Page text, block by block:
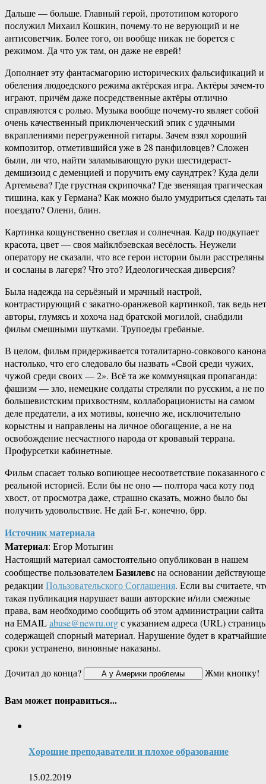
Дальше — больше. Главный герой, прототипом которого
послужил Михаил Кошкин, почему-то не верующий и не
антисоветчик. Более того, он вообще никак не борется с
режимом. Да что уж там, он даже не еврей!
Дополняет эту фантасмагорию исторических фальсификаций и
обеления людоедского режима актёрская игра. Актёры зачем-то
играют, причём даже посредственные актёры отлично
справляются с ролью. Музыка вообще почему-то являет собой
очень качественный приключенческий эпик с удачными
вкраплениями перегруженной гитары. Зачем взял хороший
композитор, отметившийся уже в 28 панфиловцев? Сложен
были, ли что, найти заламывающую руки шестидераст-
демшизоид с деменцией и поручить ему саундтрек? Куда дели
Артемьева? Где грустная скрипочка? Где звенящая трагическая
тишина, как у Германа? Как можно было умудриться сделать
поездато? Олени, блин.
Картинка кощунственно светлая и солнечная. Кадр подкупает
красота, цвет — своя майклбэевская весёлость. Неужели
оператору не сказали, что все герои истории были расстреляны
и сосланы в лагеря? Что это? Идеологическая диверсия?
Была надежда на серьёзный и мрачный настрой,
контрастирующий с закатно-оранжевой картинкой, так ведь
авторы, глумясь и хохоча над братской могилой, снабдили
фильм смешными шутками. Трупоеды гребаные.
В целом, фильм придерживается тоталитарно-совкового канона
настолько, что его следовало бы назвать «Свой среди чужих,
чужой среди своих — 2». Всё та же коммуняцкая пропаганда:
фашизм — зло, немецкие солдаты стреляли по русским, а не по
большевистским прихвостням, коллаборационисты на самом
деле предатели, а их мотивы, конечно же, исключительно
корыстны и направлены на личное обогащение, а не на
освобождение несчастного народа от кровавый террана.
Профурсетки кабинетные.
Фильм спасает только вопиющее несоответствие показанного с
реальной историей. Если бы не оно — полтора часа коту под
хвост, от просмотра даже, страшно сказать, можно было бы
получить удовольствие. Не дай Б-г, конечно, брр.
Источник материала
Материал: Егор Мотыгин
Настоящий материал самостоятельно опубликован в нашем
сообществе пользователемБазилевсна основании
редакции Пользовательского Соглашения. Если вы считаете,
такая публикация нарушает ваши авторские и/или смежные
права, вам необходимо сообщить об этом администрации сайта
на EMAILabuse@newru.orgс указанием адреса (URL)
содержащей спорный материал. Нарушение будет в кратчайшие
сроки устранено, виновные наказаны.
Дочитал до конца?
Жми кнопку!
Вам может понравиться...
Хорошие преподаватели и плохое образование
15.02.2019